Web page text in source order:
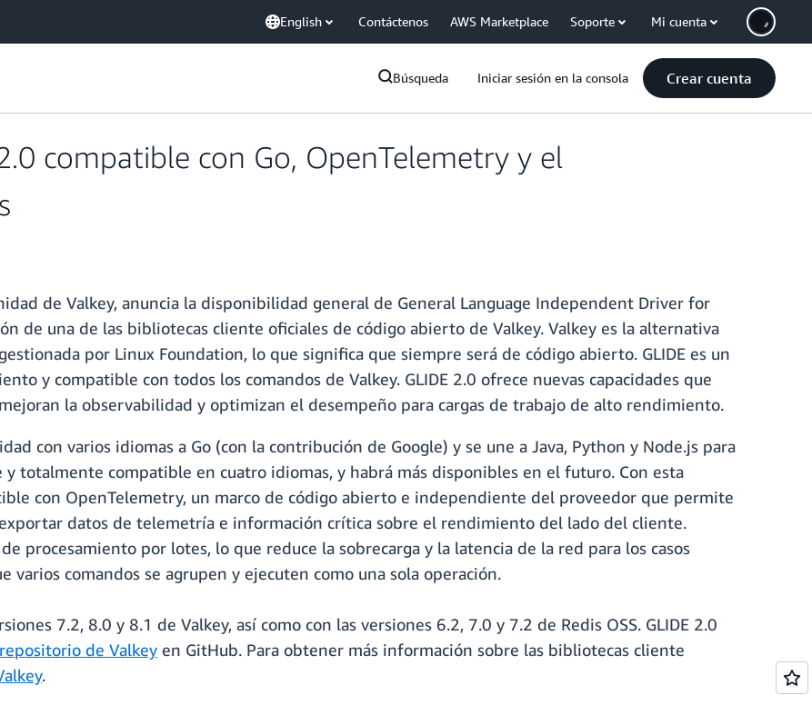
English Contáctenos AWS Marketplace Soporte Mi cuenta
Búsqueda Iniciar sesión en la consola Crear cuenta
compatible con Go, OpenTelemetry y el
de Valkey, anuncia la disponibilidad general de General Language Independent Driver for
de una de las bibliotecas cliente oficiales de código abierto de Valkey. Valkey es la alternativa
por Linux Foundation, lo que significa que siempre será de código abierto. GLIDE es un
y compatible con todos los comandos de Valkey. GLIDE 2.0 ofrece nuevas capacidades que
la observabilidad y optimizan el desempeño para cargas de trabajo de alto rendimiento.
con varios idiomas a Go (con la contribución de Google) y se une a Java, Python y Node.js para
totalmente compatible en cuatro idiomas, y habrá más disponibles en el futuro. Con esta
con OpenTelemetry, un marco de código abierto e independiente del proveedor que permite
datos de telemetría e información crítica sobre el rendimiento del lado del cliente.
procesamiento por lotes, lo que reduce la sobrecarga y la latencia de la red para los casos
comandos se agrupen y ejecuten como una sola operación.
7.2, 8.0 y 8.1 de Valkey, así como con las versiones 6.2, 7.0 y 7.2 de Redis OSS. GLIDE 2.0
repositorio de Valkey en GitHub. Para obtener más información sobre las bibliotecas cliente
.